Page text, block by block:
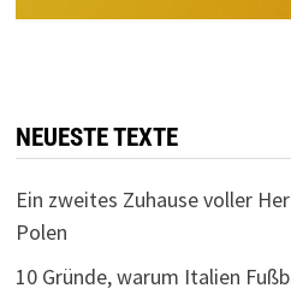
NEUESTE TEXTE
Ein zweites Zuhause voller
Polen
10 Gründe, warum Italien